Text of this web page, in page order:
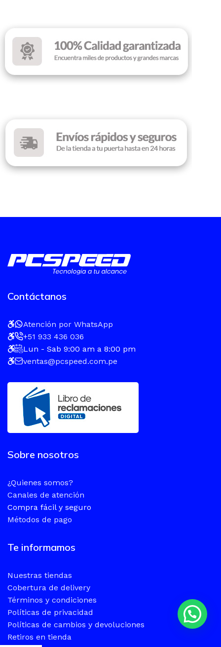
Contáctanos
Atención por WhatsApp
+51 933 436 036
Lun - Sab 9:00 am a 8:00 pm
ventas@pcspeed.com.pe
Sobre nosotros
¿Quienes somos?
Canales de atención
Compra fácil y seguro
Métodos de pago
Te informamos
Nuestras tiendas
Cobertura de delivery
Términos y condiciones
Políticas de privacidad
Políticas de cambios y devoluciones
Retiros en tienda